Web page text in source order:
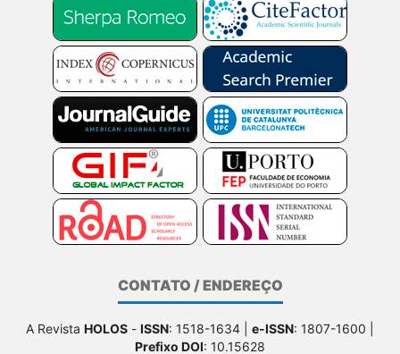
CONTATO / ENDEREÇO
A Revista HOLOS - ISSN: 1518-1634 | e-ISSN: 1807-1600 |
Prefixo DOI: 10.15628